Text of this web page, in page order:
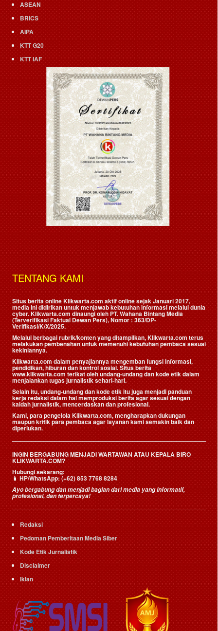
ASEAN
BRICS
AIPA
KTT G20
KTT IAF
TENTANG KAMI
Situs berita online Klikwarta.com aktif online sejak Januari 2017,
media ini didirikan untuk menjawab kebutuhan informasi melalui dunia
cyber. Klikwarta.com dinaungi oleh PT. Wahana Bintang Media
(Terverifikasi Faktual Dewan Pers), Nomor : 363/DP-
Verifikasi/K/X/2025.
Melalui berbagai rubrik/konten yang ditampilkan, Klikwarta.com terus
melakukan pembenahan untuk memenuhi kebutuhan pembaca sesuai
kekiniannya.
Klikwarta.com dalam penyajiannya mengemban fungsi informasi,
pendidikan, hiburan dan kontrol sosial. Situs berita
www.klikwarta.com terikat oleh undang-undang dan kode etik dalam
menjalankan tugas jurnalistik sehari-hari.
Selain itu, undang-undang dan kode etik itu juga menjadi panduan
kerja redaksi dalam hal memproduksi berita agar sesuai dengan
kaidah jurnalistik, mencerdaskan dan profesional.
Kami, para pengelola Klikwarta.com, mengharapkan dukungan
maupun kritik para pembaca agar layanan kami semakin baik dan
diperlukan.
INGIN BERGABUNG MENJADI WARTAWAN ATAU KEPALA BIRO
KLIKWARTA.COM?
Hubungi sekarang:
📱HP/WhatsApp:(+62) 853 7768 8284
Ayo bergabung dan menjadi bagian dari media yang informatif,
profesional, dan terpercaya!
Redaksi
Pedoman Pemberitaan Media Siber
Kode Etik Jurnalistik
Disclaimer
Iklan